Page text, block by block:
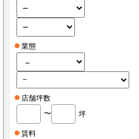
業態
店舗坪数
〜
坪
賃料